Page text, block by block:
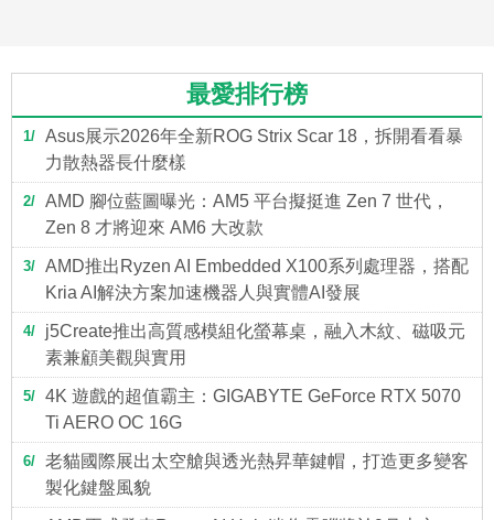
最愛排行榜
1
Asus展示2026年全新ROG Strix Scar 18，拆開看看暴
力散熱器長什麼樣
2
AMD 腳位藍圖曝光：AM5 平台擬挺進 Zen 7 世代，
Zen 8 才將迎來 AM6 大改款
3
AMD推出Ryzen AI Embedded X100系列處理器，搭配
Kria AI解決方案加速機器人與實體AI發展
4
j5Create推出高質感模組化螢幕桌，融入木紋、磁吸元
素兼顧美觀與實用
5
4K 遊戲的超值霸主：GIGABYTE GeForce RTX 5070
Ti AERO OC 16G
6
老貓國際展出太空艙與透光熱昇華鍵帽，打造更多變客
製化鍵盤風貌